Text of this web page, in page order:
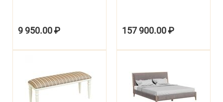
9 950.00₽ 157 900.00₽